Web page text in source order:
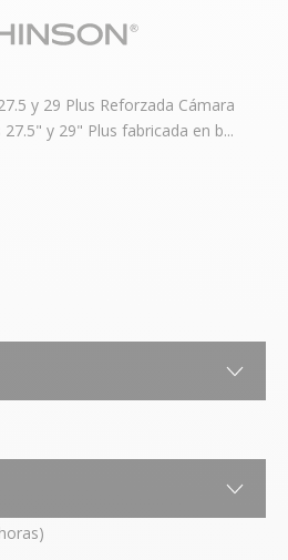
y 29 Plus Reforzada Cámara
y 29" Plus fabricada en b...